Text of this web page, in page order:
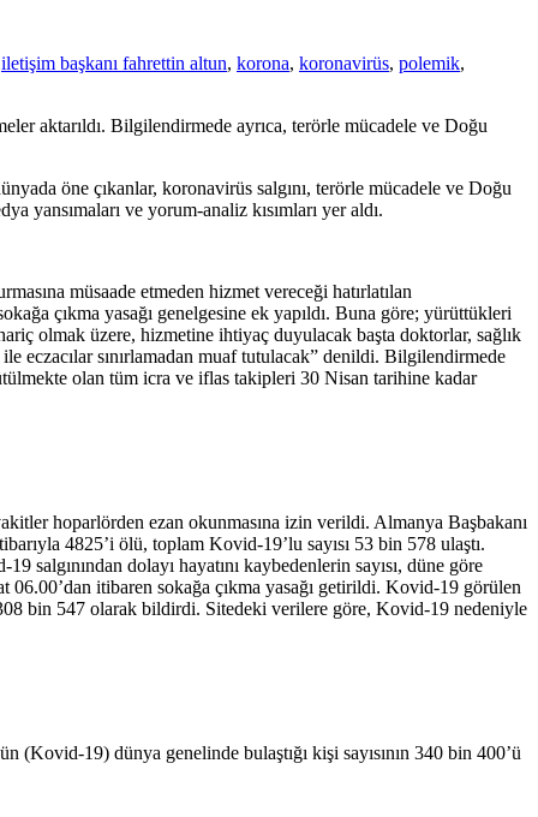
iletişim başkanı fahrettin altun, korona, koronavirüs, polemik,
aktarıldı. Bilgilendirmede ayrıca, terörle mücadele ve Doğu
öne çıkanlar, koronavirüs salgını, terörle mücadele ve Doğu
yansımaları ve yorum-analiz kısımları yer aldı.
müsaade etmeden hizmet vereceği hatırlatılan
çıkma yasağı genelgesine ek yapıldı. Buna göre; yürüttükleri
olmak üzere, hizmetine ihtiyaç duyulacak başta doktorlar, sağlık
eczacılar sınırlamadan muaf tutulacak” denildi. Bilgilendirmede
olan tüm icra ve iflas takipleri 30 Nisan tarihine kadar
hoparlörden ezan okunmasına izin verildi. Almanya Başbakanı
4825’i ölü, toplam Kovid-19’lu sayısı 53 bin 578 ulaştı.
salgınından dolayı hayatını kaybedenlerin sayısı, düne göre
06.00’dan itibaren sokağa çıkma yasağı getirildi. Kovid-19 görülen
bin 547 olarak bildirdi. Sitedeki verilere göre, Kovid-19 nedeniyle
(Kovid-19) dünya genelinde bulaştığı kişi sayısının 340 bin 400’ü